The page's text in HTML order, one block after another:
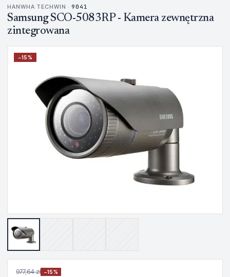
HANWHA TECHWIN · 9041
Samsung SCO-5083RP - Kamera zewnętrzna
zintegrowana
−15%
977,64 zł −15%